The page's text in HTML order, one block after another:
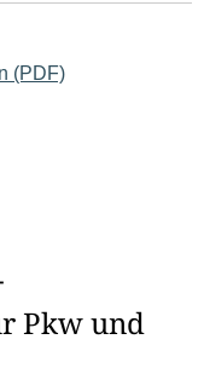
(PDF)
Pkw und